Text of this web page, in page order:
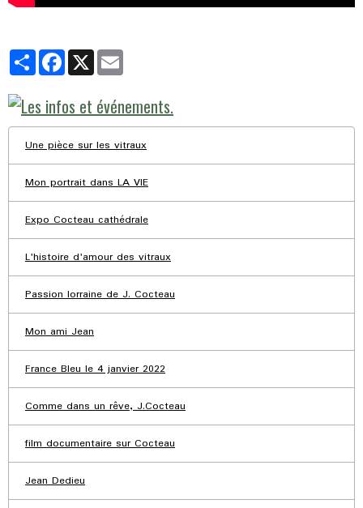
PartagerFacebook
X
Une pièce sur les vitraux
Mon portrait dans LA VIE
Expo Cocteau cathédrale
L'histoire d'amour des vitraux
Passion lorraine de J. Cocteau
Mon ami Jean
France Bleu le 4 janvier 2022
Comme dans un rêve, J.Cocteau
film documentaire sur Cocteau
Jean Dedieu